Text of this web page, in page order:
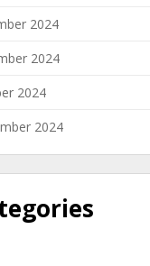
2024
2024
2024
2024